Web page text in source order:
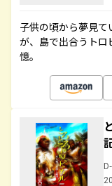
子供の頃から夢見
が、島で出合うト
憶。